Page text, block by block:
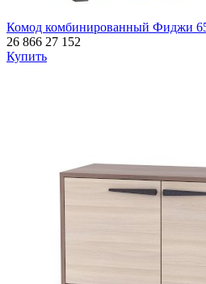
Комод комбинированный Фиджи
26 866 27 152
Купить